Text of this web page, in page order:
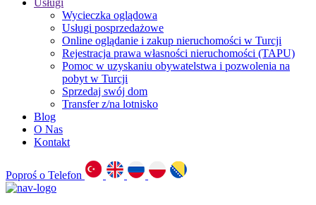
Usługi
Wycieczka oglądowa
Usługi posprzedażowe
Online oglądanie i zakup nieruchomości w Turcji
Rejestracja prawa własności nieruchomości (TAPU)
Pomoc w uzyskaniu obywatelstwa i pozwolenia na
pobyt w Turcji
Sprzedaj swój dom
Transfer z/na lotnisko
Blog
O Nas
Kontakt
Poproś o Telefon